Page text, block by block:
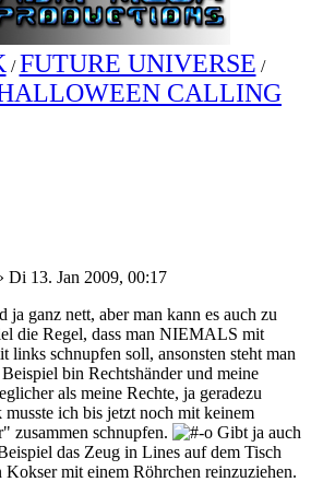
/FUTURE UNIVERSE /
CALLING
Di 13. Jan 2009, 00:17
ja ganz nett, aber man kann es auch zu
die Regel, dass man NIEMALS mit
links schnupfen soll, ansonsten steht man
bin Rechtshänder und meine
als meine Rechte, ja geradezu
ich bis jetzt noch mit keinem
zusammen schnupfen.
Gibt ja auch
das Zeug in Lines auf dem Tisch
Kokser mit einem Röhrchen reinzuziehen.